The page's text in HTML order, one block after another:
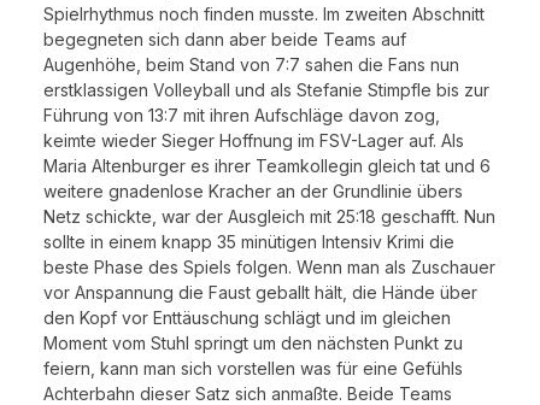
Spielrhythmus noch finden musste. Im zweiten Abschnitt
begegneten sich dann aber beide Teams auf
Augenhöhe, beim Stand von 7:7 sahen die Fans nun
erstklassigen Volleyball und als Stefanie Stimpfle bis zur
Führung von 13:7 mit ihren Aufschläge davon zog,
keimte wieder Sieger Hoffnung im FSV-Lager auf. Als
Maria Altenburger es ihrer Teamkollegin gleich tat und 6
weitere gnadenlose Kracher an der Grundlinie übers
Netz schickte, war der Ausgleich mit 25:18 geschafft. Nun
sollte in einem knapp 35 minütigen Intensiv Krimi die
beste Phase des Spiels folgen. Wenn man als Zuschauer
vor Anspannung die Faust geballt hält, die Hände über
den Kopf vor Enttäuschung schlägt und im gleichen
Moment vom Stuhl springt um den nächsten Punkt zu
feiern, kann man sich vorstellen was für eine Gefühls
Achterbahn dieser Satz sich anmaßte. Beide Teams